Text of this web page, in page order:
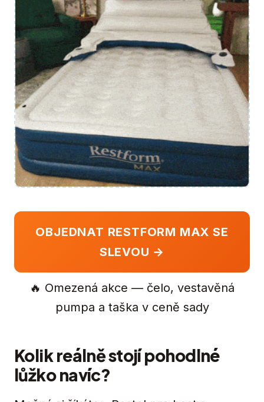
OBJEDNAT RESTFORM MAX SE
SLEVOU →
🔥 Omezená akce — čelo, vestavěná
pumpa a taška v ceně sady
Kolik reálně stojí pohodlné
lůžko navíc?